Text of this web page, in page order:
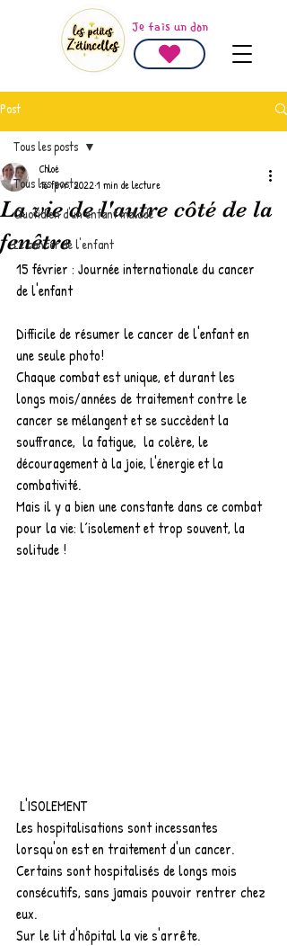
Je fais un don
Post
Tous les posts
Quotidien d'un enfant malade
Le cancer de l'enfant
Tous les posts
La vie de l'autre côté de la
fenêtre
Chloé
16 févr. 20221 min de lecture
15 février : Journée internationale du cancer
de l'enfant
Difficile de résumer le cancer de l'enfant en
une seule photo!
Chaque combat est unique, et durant les
longs mois/années de traitement contre le
cancer se mélangent et se succèdent la
souffrance,  la fatigue,  la colère, le
découragement à la joie, l'énergie et la
combativité.
Mais il y a bien une constante dans ce combat
pour la vie: l´isolement et trop souvent, la
solitude !
L'ISOLEMENT
Les hospitalisations sont incessantes
lorsqu'on est en traitement d'un cancer.
Certains sont hospitalisés de longs mois
consécutifs, sans jamais pouvoir rentrer chez
eux.
Sur le lit d'hôpital la vie s'arrête.